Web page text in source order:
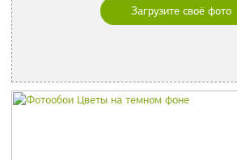
Загрузите своё фото